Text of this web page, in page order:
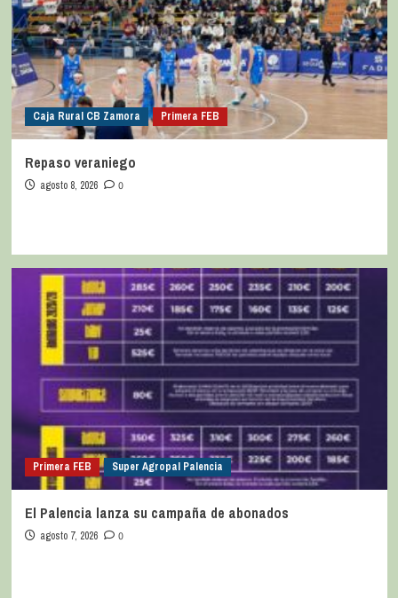
Caja Rural CB Zamora Primera FEB
Repaso veraniego
agosto 8, 2026 0
Primera FEB Super Agropal Palencia
El Palencia lanza su campaña de abonados
agosto 7, 2026 0